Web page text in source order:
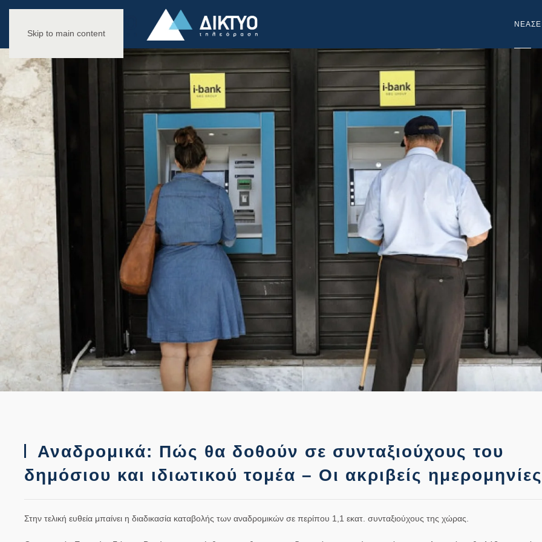
Skip to main content
NEA
Αναδρομικά: Πώς θα δοθούν σε συνταξιούχους του
δημόσιου και ιδιωτικού τομέα – Οι ακριβείς ημερομηνίες
Στην τελική ευθεία μπαίνει η διαδικασία καταβολής των αναδρομικών σε περίπου 1,1 εκατ. συνταξιούχους της χώρας.